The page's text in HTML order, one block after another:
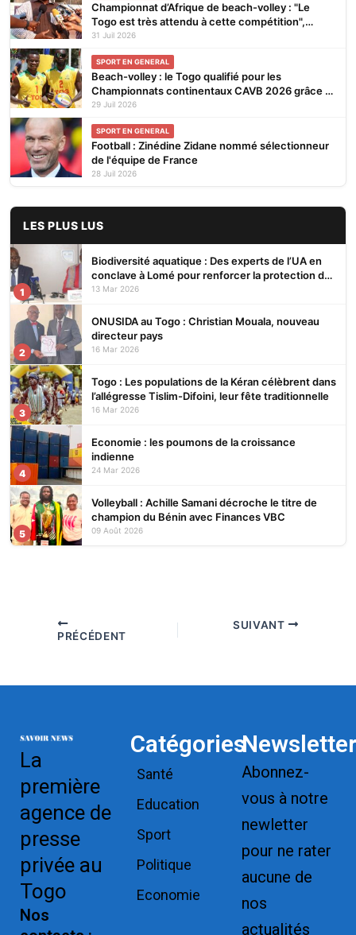
Championnat d’Afrique de beach-volley : "Le
Togo est très attendu à cette compétition",
affirme Noël Tadegnon
31 Juil 2026
SPORT EN GENERAL
Beach-volley : le Togo qualifié pour les
Championnats continentaux CAVB 2026 grâce à
son ranking
29 Juil 2026
SPORT EN GENERAL
Football : Zinédine Zidane nommé sélectionneur
de l'équipe de France
28 Juil 2026
LES PLUS LUS
1
Biodiversité aquatique : Des experts de l’UA en
conclave à Lomé pour renforcer la protection des
écosystèmes
13 Mar 2026
2
ONUSIDA au Togo : Christian Mouala, nouveau
directeur pays
16 Mar 2026
3
Togo : Les populations de la Kéran célèbrent dans
l’allégresse Tislim-Difoini, leur fête traditionnelle
16 Mar 2026
4
Economie : les poumons de la croissance
indienne
24 Mar 2026
5
Volleyball : Achille Samani décroche le titre de
champion du Bénin avec Finances VBC
09 Août 2026
PRÉCÉDENT
SUIVANT
La
première
agence de
presse
privée au
Togo
Nos
Catégories
Santé
Education
Sport
Politique
Economie
Newsletter
Abonnez-
vous à notre
newletter
pour ne rater
aucune de
nos
actualités